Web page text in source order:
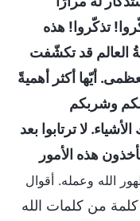
تذكّروا! هذه
العالم قد تكشّفت
أيّها أكثر أهميةً
وشربكم
لا ترتابوا بعد
هذه الأمور
ج. 1. ظهور الله وعمله. أقوال
من كلمات الله